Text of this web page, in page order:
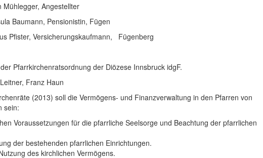
Mühlegger, Angestellter
Pensionistin, Fügen
Fügenberg
Pfarrkirchenratsordnung der Diözese Innsbruck idgF.
Franz Haun
(2013) soll die Vermögens- und Finanzverwaltung in den Pfarren von
sein:
Voraussetzungen für die pfarrliche Seelsorge und Beachtung der pfarrlichen
der bestehenden pfarrlichen Einrichtungen.
des kirchlichen Vermögens.